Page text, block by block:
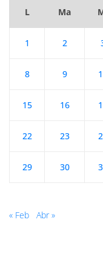
L Ma
1 2
8 9
15 16
22 23
29 30
« Feb Abr »